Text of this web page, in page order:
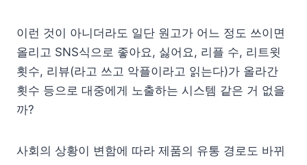
이런 것이 아니더라도 일단 원고가 어느 정도 쓰이면
올리고 SNS식으로 좋아요, 싫어요, 리플 수, 리트윗
횟수, 리뷰(라고 쓰고 악플이라고 읽는다)가 올라간
횟수 등으로 대중에게 노출하는 시스템 같은 거 없을
까?
사회의 상황이 변함에 따라 제품의 유통 경로도 바뀌